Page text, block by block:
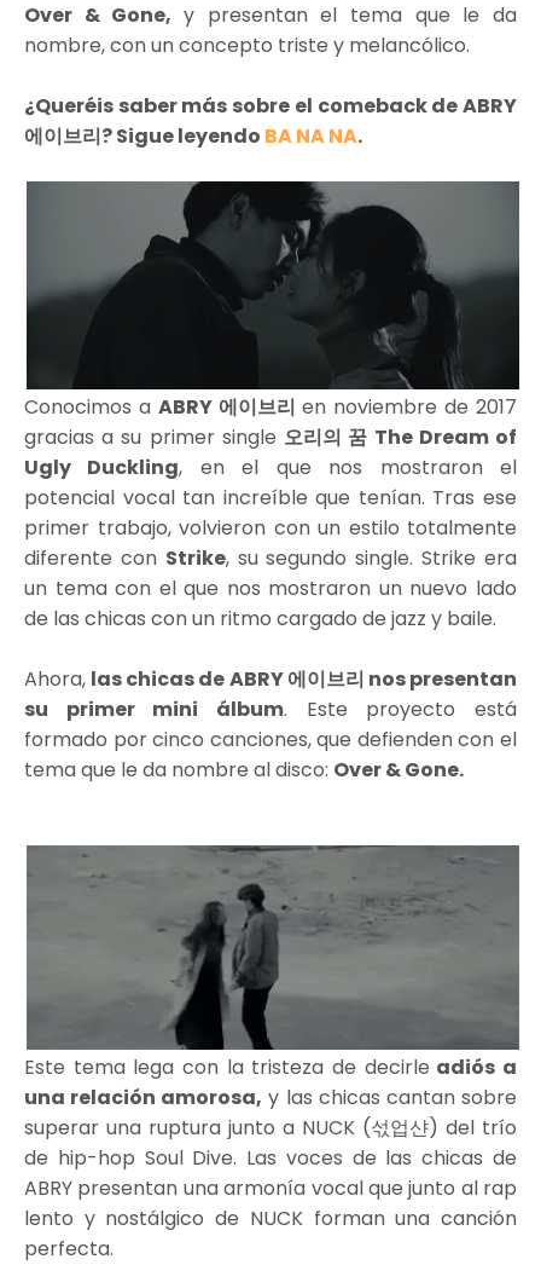
Over & Gone, y presentan el tema que le da
nombre, con un concepto triste y melancólico.
¿Queréis saber más sobre el comeback de ABRY
에이브리? Sigue leyendo BA NA NA.
Conocimos a ABRY 에이브리 en noviembre de 2017
gracias a su primer single 오리의 꿈 The Dream of
Ugly Duckling, en el que nos mostraron el
potencial vocal tan increíble que tenían. Tras ese
primer trabajo, volvieron con un estilo totalmente
diferente con Strike, su segundo single. Strike era
un tema con el que nos mostraron un nuevo lado
de las chicas con un ritmo cargado de jazz y baile.
Ahora, las chicas de ABRY 에이브리 nos presentan
su primer mini álbum. Este proyecto está
formado por cinco canciones, que defienden con el
tema que le da nombre al disco: Over & Gone.
Este tema lega con la tristeza de decirle adiós a
una relación amorosa, y las chicas cantan sobre
superar una ruptura junto a NUCK (섟업샨) del trío
de hip-hop Soul Dive. Las voces de las chicas de
ABRY presentan una armonía vocal que junto al rap
lento y nostálgico de NUCK forman una canción
perfecta.